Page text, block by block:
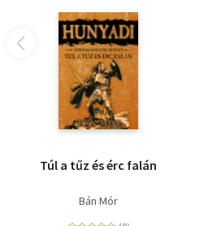
Túl a tűz és érc falán
Bán Mór